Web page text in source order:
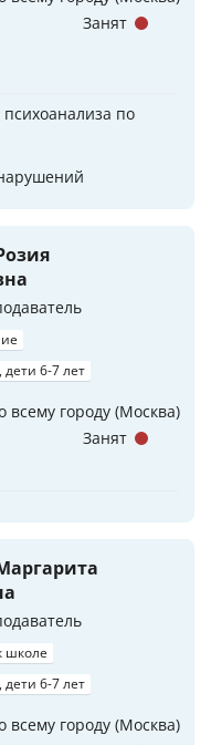
по
Занят
дети 6-7 лет
всему городу (Москва)
Занят
школе
дети 6-7 лет
всему городу (Москва)